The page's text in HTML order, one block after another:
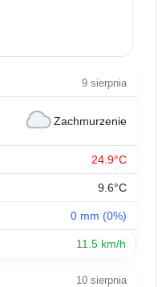
9 sierpnia
Zachmurzenie
24.9°C
9.6°C
0 mm (0%)
11.5 km/h
10 sierpnia